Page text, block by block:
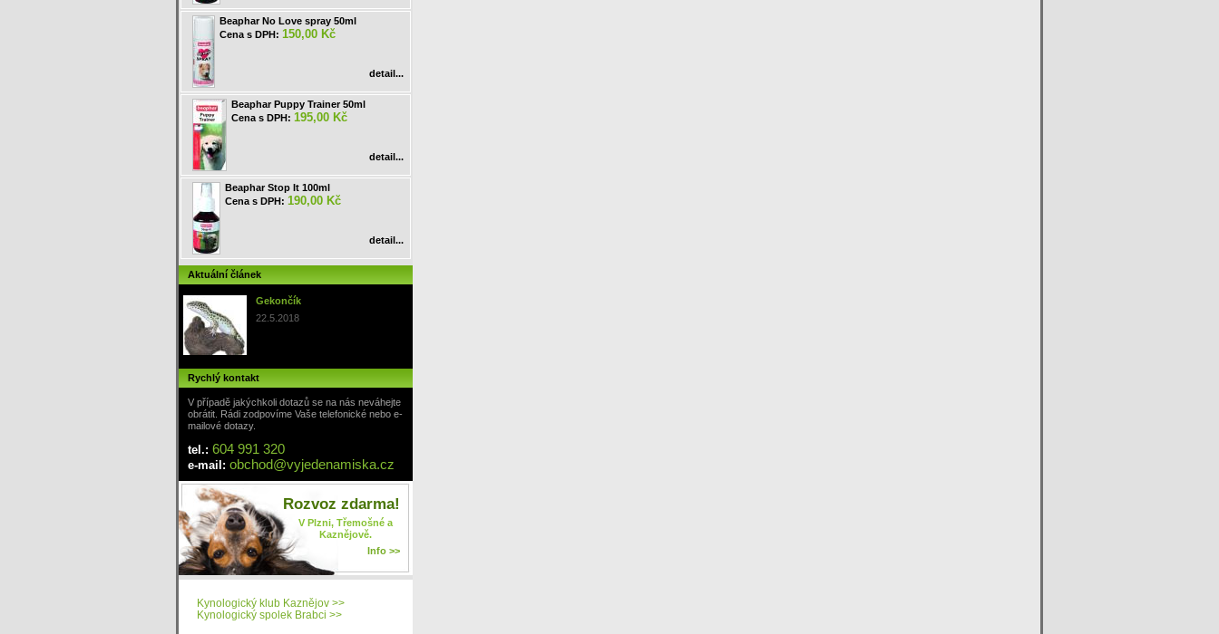
Beaphar No Love spray 50ml
Cena s DPH: 150,00 Kč
detail...
Beaphar Puppy Trainer 50ml
Cena s DPH: 195,00 Kč
detail...
Beaphar Stop It 100ml
Cena s DPH: 190,00 Kč
detail...
Aktuální článek
Gekončík
22.5.2018
Rychlý kontakt
V případě jakýchkoli dotazů se na nás neváhejte
obrátit. Rádi zodpovíme Vaše telefonické nebo e-
mailové dotazy.
tel.: 604 991 320
e-mail: obchod@vyjedenamiska.cz
Rozvoz zdarma!
V Plzni, Třemošné a
Kaznějově.
Info >>
Kynologický klub Kaznějov >>
Kynologický spolek Brabci >>